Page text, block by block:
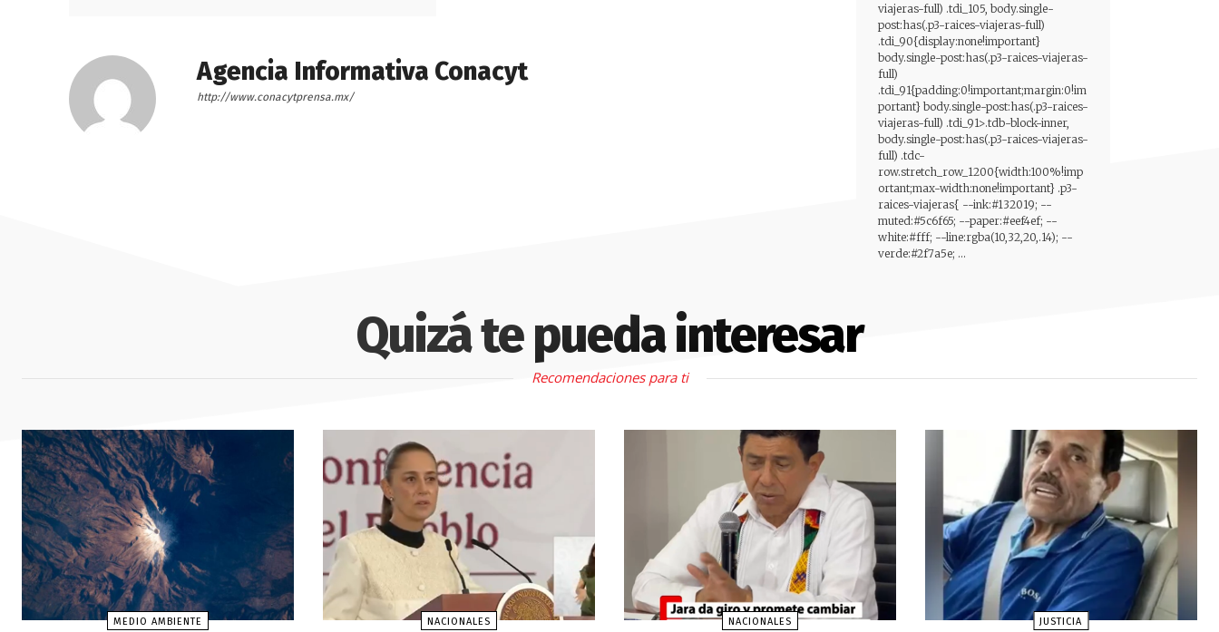
Agencia Informativa Conacyt
http://www.conacytprensa.mx/
viajeras-full) .tdi_105, body.single-
post:has(.p3-raices-viajeras-full)
.tdi_90{display:none!important}
body.single-post:has(.p3-raices-viajeras-
full)
.tdi_91{padding:0!important;margin:0!im
portant} body.single-post:has(.p3-raices-
viajeras-full) .tdi_91>.tdb-block-inner,
body.single-post:has(.p3-raices-viajeras-
full) .tdc-
row.stretch_row_1200{width:100%!imp
ortant;max-width:none!important} .p3-
raices-viajeras{ --ink:#132019; --
muted:#5c6f65; --paper:#eef4ef; --
white:#fff; --line:rgba(10,32,20,.14); --
verde:#2f7a5e; ...
Quizá te pueda interesar
Recomendaciones para ti
MEDIO AMBIENTE NACIONALES NACIONALES JUSTICIA